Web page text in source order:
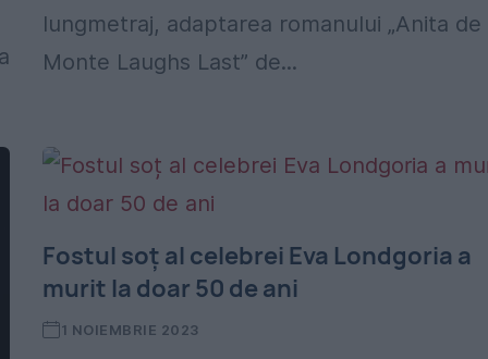
lungmetraj, adaptarea romanului „Anita de
Monte Laughs Last” de...
Fostul soț al celebrei Eva Londgoria a
murit la doar 50 de ani
1 NOIEMBRIE 2023